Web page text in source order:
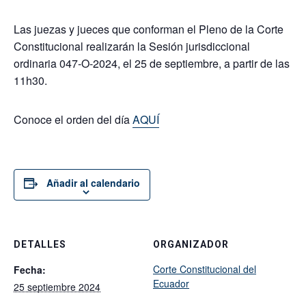
Las juezas y jueces que conforman el Pleno de la Corte
Constitucional realizarán la Sesión jurisdiccional
ordinaria 047-O-2024, el 25 de septiembre, a partir de las
11h30.
Conoce el orden del díaAQUÍ
Añadir al calendario
DETALLES
Fecha:
25 septiembre 2024
ORGANIZADOR
Corte Constitucional del
Ecuador